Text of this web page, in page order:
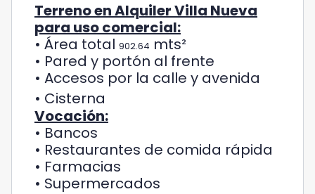
Terreno en Alquiler Villa Nueva
para uso comercial:
• Área total 902.64 mts²
• Pared y portón al frente
• Accesos por la calle y avenida
• Cisterna
Vocación:
• Bancos
• Restaurantes de comida rápida
• Farmacias
• Supermercados